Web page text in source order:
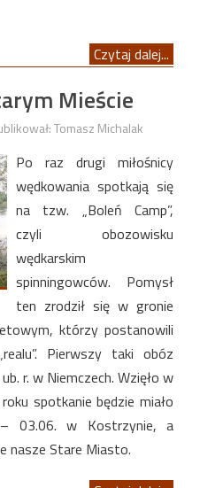
Czytaj dalej...
Mieście
Tomasz Michalak
Po raz drugi miłośnicy
wędkowania spotkają się
na tzw. „Boleń Camp”,
czyli obozowisku
wędkarskim
spinningowców. Pomysł
ten zrodził się w gronie
którzy postanowili
Pierwszy taki obóz
r. w Niemczech. Wzięło w
spotkanie będzie miało
03.06. w Kostrzynie, a
nasze Stare Miasto.